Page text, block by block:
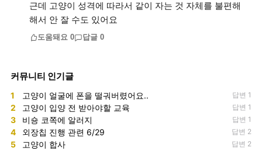
근데 고양이 성격에 따라서 같이 자는 것 자체를 불편해
해서 안 잘 수도 있어요
도움돼요 0 답글 0
커뮤니티 인기글
1 고양이 얼굴에 폰을 떨궈버렸어요.. 답변 1
2 고양이 입양 전 받아야할 교육 답변 1
3 비숑 코쪽에 알러지 답변 1
4 외장칩 진행 관련 6/29 답변 2
5 고양이 합사 답변 2